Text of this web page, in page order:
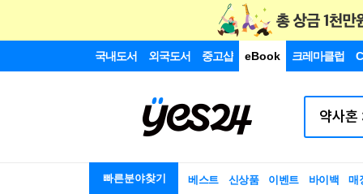
국내도서 외국도서 중고샵 eBook 크레마클럽
빠른분야찾기 베스트 신상품 이벤트 바이백 매